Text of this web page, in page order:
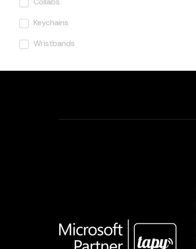
Keychains
Wristbands